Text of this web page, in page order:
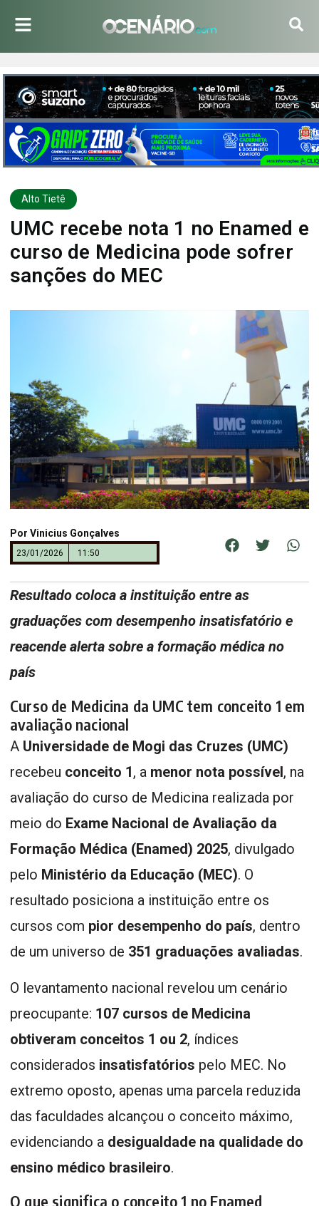
Alto Tietê
UMC recebe nota 1 no Enamed e
curso de Medicina pode sofrer
sanções do MEC
Por Vinicius Gonçalves
23/01/2026 11:50
Resultado coloca a instituição entre as
graduações com desempenho insatisfatório e
reacende alerta sobre a formação médica no
país
Curso de Medicina da UMC tem conceito 1 em
avaliação nacional
A Universidade de Mogi das Cruzes (UMC)
recebeu conceito 1, a menor nota possível, na
avaliação do curso de Medicina realizada por
meio do Exame Nacional de Avaliação da
Formação Médica (Enamed) 2025, divulgado
pelo Ministério da Educação (MEC). O
resultado posiciona a instituição entre os
cursos com pior desempenho do país, dentro
de um universo de 351 graduações avaliadas.
O levantamento nacional revelou um cenário
preocupante: 107 cursos de Medicina
obtiveram conceitos 1 ou 2, índices
considerados insatisfatórios pelo MEC. No
extremo oposto, apenas uma parcela reduzida
das faculdades alcançou o conceito máximo,
evidenciando a desigualdade na qualidade do
ensino médico brasileiro.
O que significa o conceito 1 no Enamed